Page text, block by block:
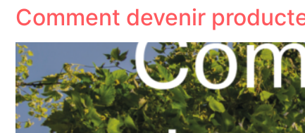
Comment devenir